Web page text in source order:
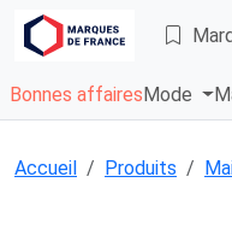
Bonnes affaires Mode
Accueil Produits